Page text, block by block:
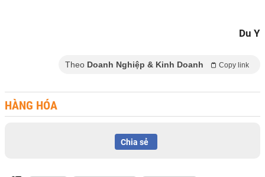
Du Y
Theo Doanh Nghiệp & Kinh Doanh Copy link
HÀNG HÓA
Chia sẻ